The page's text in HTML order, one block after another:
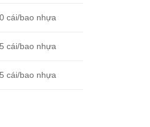
cái/bao nhựa
cái/bao nhựa
cái/bao nhựa